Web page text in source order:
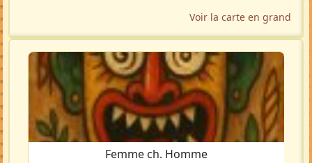
Voir la carte en grand
Femme ch. Homme